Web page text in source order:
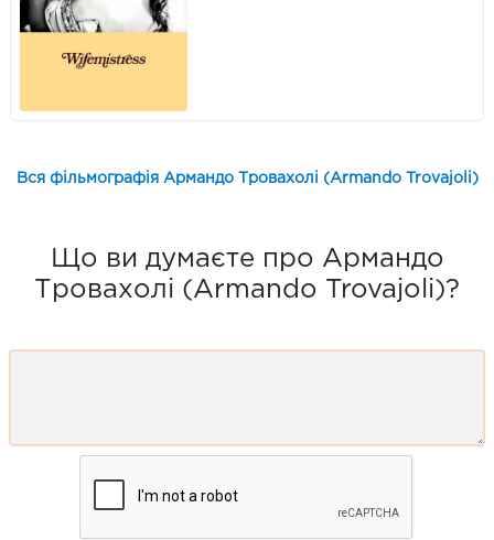
Вся фільмографія Армандо Тровахолі (Armando Trovajoli)
Що ви думаєте про Армандо
Тровахолі (Armando Trovajoli)?